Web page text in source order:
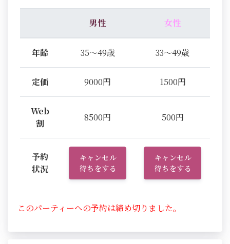
男性 女性
年齢 35～49歳 33～49歳
定価 9000円 1500円
Web
割
8500円 500円
予約
状況
キャンセル
待ちをする
キャンセル
待ちをする
このパーティーへの予約は締め切りました。